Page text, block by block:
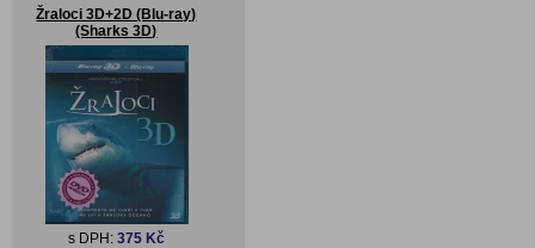
Žraloci 3D+2D (Blu-ray)
(Sharks 3D)
s DPH: 375 Kč